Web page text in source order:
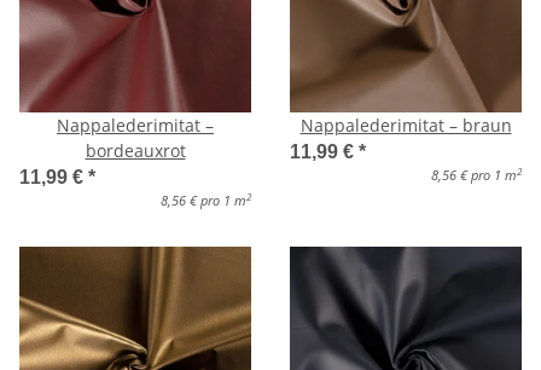
Nappalederimitat –
bordeauxrot
11,99 € *
8,56 € pro 1 m 2
Nappalederimitat – braun
11,99 € *
8,56 € pro 1 m 2